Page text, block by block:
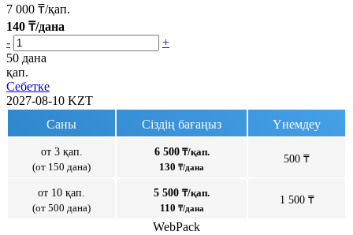
7 000 ₸/қап.
140 ₸/дана
-
+
50 дана
қап.
Себетке
2027-08-10 KZT
Саны
Сіздің бағаңыз Үнемдеу
от 3 қап.
(от 150 дана)
6 500₸/қап.
130 ₸/дана
500 ₸
от 10 қап.
(от 500 дана)
5 500 ₸/қап.
110 ₸/дана
1 500 ₸
WebPack